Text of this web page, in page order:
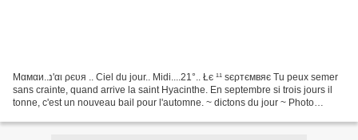
Mαмαи..נ'αι ρєυя .. Ciel du jour.. Midi....21°.. Łє ¹¹ ѕєρтємвяє Tu peux semer
sans crainte, quand arrive la saint Hyacinthe. En septembre si trois jours il
tonne, c'est un nouveau bail pour l'automne. ~ dictons du jour ~ Photo